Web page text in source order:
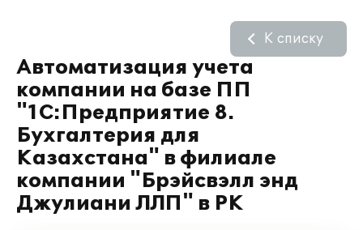
Автоматизация учета
компании на базе ПП
"1С:Предприятие 8.
Бухгалтерия для
Казахстана" в филиале
компании "Брэйсвэлл энд
Джулиани ЛЛП" в РК
К списку